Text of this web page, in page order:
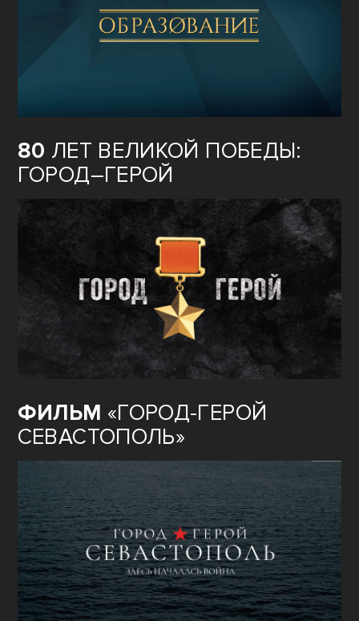
80 ЛЕТ ВЕЛИКОЙ ПОБЕДЫ:
ГОРОД–ГЕРОЙ
ФИЛЬМ «ГОРОД-ГЕРОЙ
СЕВАСТОПОЛЬ»